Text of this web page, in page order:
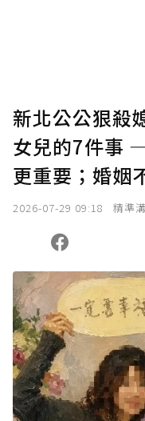
新北公公狠殺
女兒的7件事
更重要；婚姻
2026-07-29 09:18 精準